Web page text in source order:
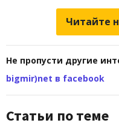
Читайте
Не пропусти другие
bigmir)net в facebook
Статьи по теме